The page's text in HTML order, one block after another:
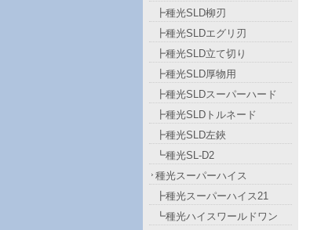
┣種光SLD柳刃
┣種光SLDエグリ刃
┣種光SLD立て切り
┣種光SLD厚物用
┣種光SLDスーパーハード
┣種光SLDトルネード
┣種光SLD左鋏
┗種光SL-D2
種光スーパーハイス
┣種光スーパーハイス21
┗種光ハイスワールドワン